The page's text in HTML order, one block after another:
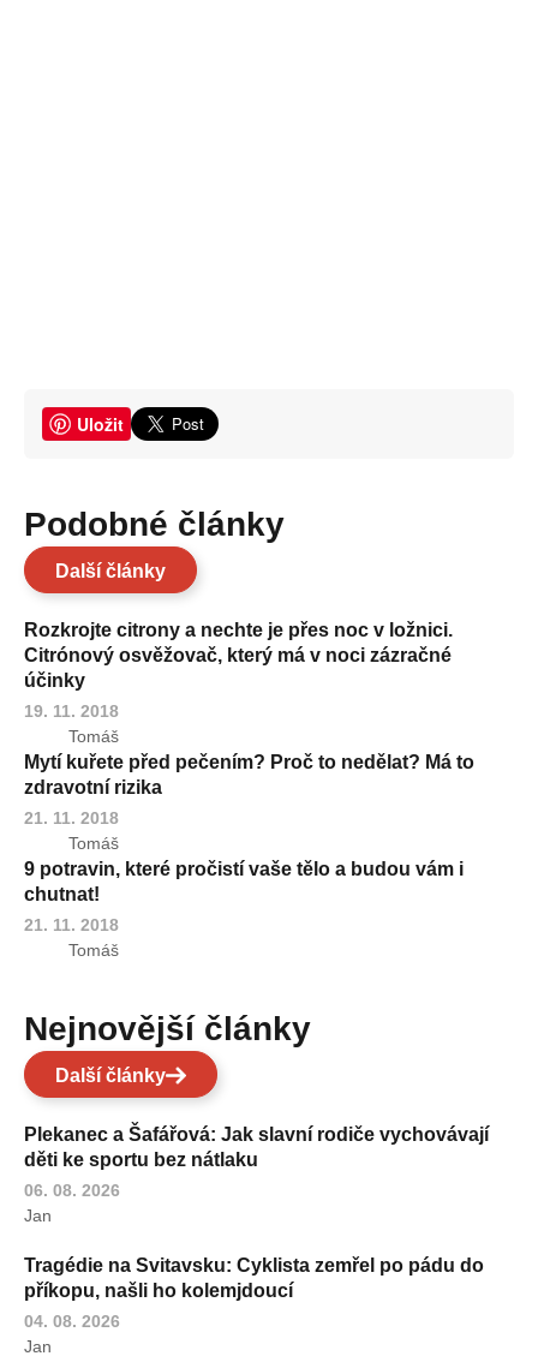
Uložit
Podobné články
Další články
Rozkrojte citrony a nechte je přes noc v ložnici.
Citrónový osvěžovač, který má v noci zázračné
účinky
19. 11. 2018
Tomáš
Mytí kuřete před pečením? Proč to nedělat? Má to
zdravotní rizika
21. 11. 2018
Tomáš
9 potravin, které pročistí vaše tělo a budou vám i
chutnat!
21. 11. 2018
Tomáš
Nejnovější články
Další články
Plekanec a Šafářová: Jak slavní rodiče vychovávají
děti ke sportu bez nátlaku
06. 08. 2026
Jan
Tragédie na Svitavsku: Cyklista zemřel po pádu do
příkopu, našli ho kolemjdoucí
04. 08. 2026
Jan